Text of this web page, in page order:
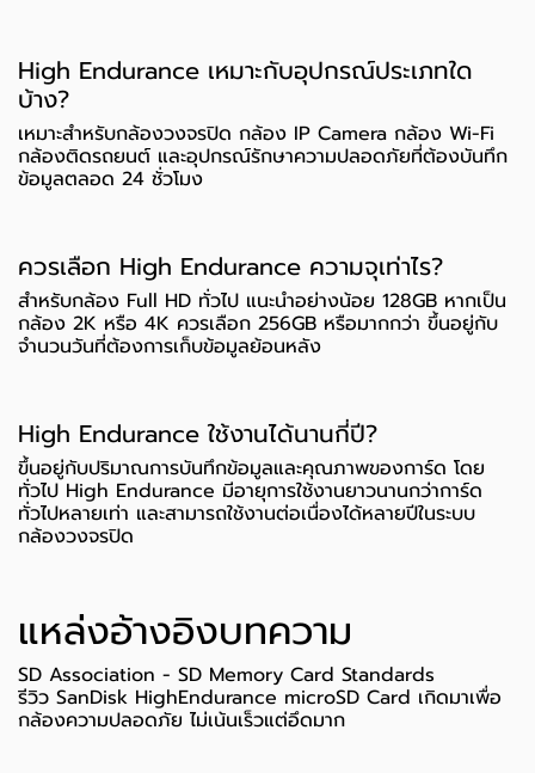
High Endurance เหมาะกับอุปกรณ์ประเภทใด
บ้าง?
เหมาะสำหรับกล้องวงจรปิด กล้อง IP Camera กล้อง Wi-Fi
กล้องติดรถยนต์ และอุปกรณ์รักษาความปลอดภัยที่ต้องบันทึก
ข้อมูลตลอด 24 ชั่วโมง
ควรเลือก High Endurance ความจุเท่าไร?
สำหรับกล้อง Full HD ทั่วไป แนะนำอย่างน้อย 128GB หากเป็น
กล้อง 2K หรือ 4K ควรเลือก 256GB หรือมากกว่า ขึ้นอยู่กับ
จำนวนวันที่ต้องการเก็บข้อมูลย้อนหลัง
High Endurance ใช้งานได้นานกี่ปี?
ขึ้นอยู่กับปริมาณการบันทึกข้อมูลและคุณภาพของการ์ด โดย
ทั่วไป High Endurance มีอายุการใช้งานยาวนานกว่าการ์ด
ทั่วไปหลายเท่า และสามารถใช้งานต่อเนื่องได้หลายปีในระบบ
กล้องวงจรปิด
แหล่งอ้างอิงบทความ
SD Association - SD Memory Card Standards
รีวิว SanDisk HighEndurance microSD Card เกิดมาเพื่อ
กล้องความปลอดภัย ไม่เน้นเร็วแต่อึดมาก